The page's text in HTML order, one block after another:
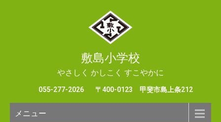
敷島小学校
やさしく かしこく すこやかに
055-277-2026 〒400-0123 甲斐市島上条212
メニュー